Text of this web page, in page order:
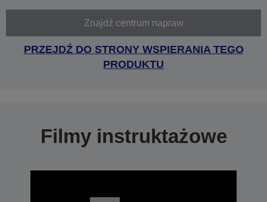
Znajdź centrum napraw
PRZEJDŹ DO STRONY WSPIERANIA TEGO
PRODUKTU
Filmy instruktażowe